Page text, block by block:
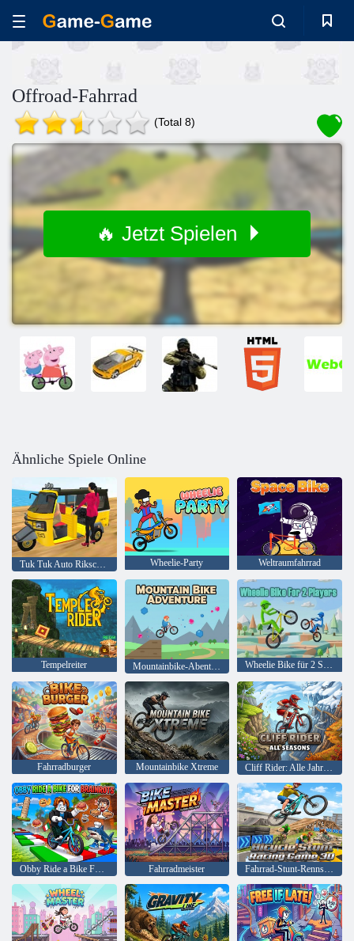
Offroad-Fahrrad
(Total 8)
🔥 Jetzt Spielen
Ähnliche Spiele Online
Tuk Tuk Auto Rikscha 2020 Wheelie-Party Weltraumfahrrad
Tempelreiter Mountainbike-Abenteuer Wheelie Bike für 2 Spieler
Fahrradburger Mountainbike Xtreme Cliff Rider: Alle Jahreszeiten
Obby Ride a Bike For Brainrots Fahrradmeister Fahrrad-Stunt-Rennspiel 3D